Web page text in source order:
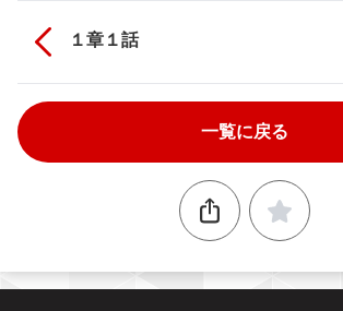
１章１話
一覧に戻る